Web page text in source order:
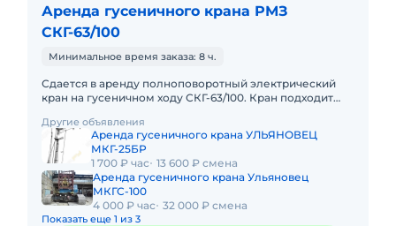
Аренда гусеничного крана РМЗ
СКГ-63/100
Минимальное время заказа: 8 ч.
Сдается в аренду полноповоротный электрический
кран на гусеничном ходу СКГ-63/100. Кран подходит
различных производств
Другие объявления
Аренда гусеничного крана УЛЬЯНОВЕЦ
МКГ-25БР
1 700 ₽ час 13 600 ₽ смена
Аренда гусеничного крана Ульяновец
МКГС-100
4 000 ₽ час 32 000 ₽ смена
Показать еще 1 из 3